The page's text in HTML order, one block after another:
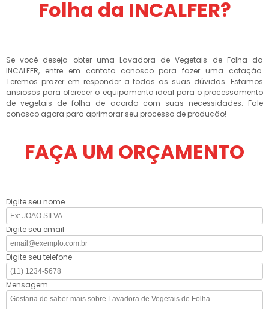
Folha da INCALFER?
Se você deseja obter uma Lavadora de Vegetais de Folha da
INCALFER, entre em contato conosco para fazer uma cotação.
Teremos prazer em responder a todas as suas dúvidas. Estamos
ansiosos para oferecer o equipamento ideal para o processamento
de vegetais de folha de acordo com suas necessidades. Fale
conosco agora para aprimorar seu processo de produção!
FAÇA UM ORÇAMENTO
Digite seu nome
Digite seu email
Digite seu telefone
Mensagem